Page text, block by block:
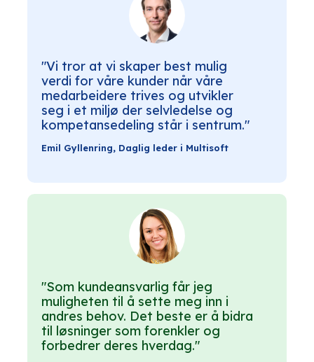
"Vi tror at vi skaper best mulig
verdi for våre kunder når våre
medarbeidere trives og utvikler
seg i et miljø der selvledelse og
kompetansedeling står i sentrum."
Emil Gyllenring, Daglig leder i Multisoft
"Som kundeansvarlig får jeg
muligheten til å sette meg inn i
andres behov. Det beste er å bidra
til løsninger som forenkler og
forbedrer deres hverdag."